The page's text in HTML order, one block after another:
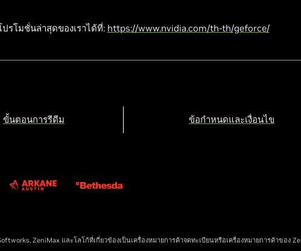
รโมชั่นล่าสุดของเราได้ที่: https://www.nvidia.com/th-th/geforce/
ขั้นตอนการรีดีม ข้อกำหนดและเงื่อนไข
ZeniMax และโลโก้ที่เกี่ยวข้องเป็นเครื่องหมายการค้าจดทะเบียนหรือเครื่องหมายการค้าของ